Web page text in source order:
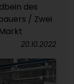
des
/ Zwei
20.10.2022